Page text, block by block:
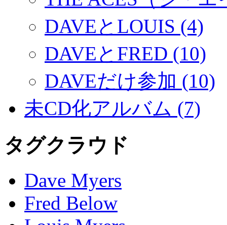
DAVEとLOUIS (4)
DAVEとFRED (10)
DAVEだけ参加 (10)
未CD化アルバム (7)
タグクラウド
Dave Myers
Fred Below